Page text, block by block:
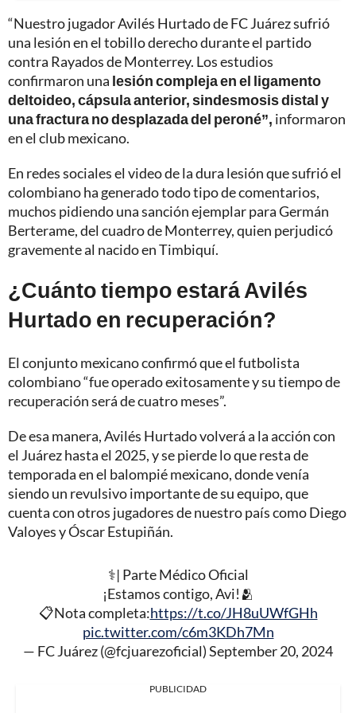
“Nuestro jugador Avilés Hurtado de FC Juárez sufrió
una lesión en el tobillo derecho durante el partido
contra Rayados de Monterrey. Los estudios
confirmaron una lesión compleja en el ligamento
deltoideo, cápsula anterior, sindesmosis distal y
una fractura no desplazada del peroné”, informaron
en el club mexicano.
En redes sociales el video de la dura lesión que sufrió el
colombiano ha generado todo tipo de comentarios,
muchos pidiendo una sanción ejemplar para Germán
Berterame, del cuadro de Monterrey, quien perjudicó
gravemente al nacido en Timbiquí.
¿Cuánto tiempo estará Avilés
Hurtado en recuperación?
El conjunto mexicano confirmó que el futbolista
colombiano “fue operado exitosamente y su tiempo de
recuperación será de cuatro meses”.
De esa manera, Avilés Hurtado volverá a la acción con
el Juárez hasta el 2025, y se pierde lo que resta de
temporada en el balompié mexicano, donde venía
siendo un revulsivo importante de su equipo, que
cuenta con otros jugadores de nuestro país como Diego
Valoyes y Óscar Estupiñán.
⚕️| Parte Médico Oficial
¡Estamos contigo, Avi!🫂
📋Nota completa:https://t.co/JH8uUWfGHh
pic.twitter.com/c6m3KDh7Mn
— FC Juárez (@fcjuarezoficial)September 20, 2024
PUBLICIDAD